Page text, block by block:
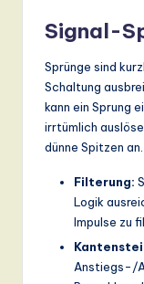
Signal-
Sprünge sind
Schaltung
kann ein Sprung
irrtümlich
dünne Spitzen an.
Filterung:
Logik
Impulse zu
Anstiegs-/